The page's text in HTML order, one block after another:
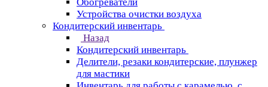
Устройства очистки воздуха
Кондитерский инвентарь
Назад
Кондитерский инвентарь
Делители, резаки кондитерские, плунжер
для мастики